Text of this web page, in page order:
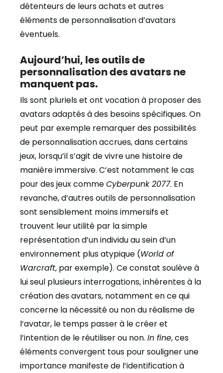
détenteurs de leurs achats et autres
éléments de personnalisation d’avatars
éventuels.
Aujourd’hui, les outils de
personnalisation des avatars ne
manquent pas.
Ils sont pluriels et ont vocation à proposer des
avatars adaptés à des besoins spécifiques. On
peut par exemple remarquer des possibilités
de personnalisation accrues, dans certains
jeux, lorsqu’il s’agit de vivre une histoire de
manière immersive. C’est notamment le cas
pour des jeux commeCyberpunk 2077. En
revanche, d’autres outils de personnalisation
sont sensiblement moins immersifs et
trouvent leur utilité par la simple
représentation d’un individu au sein d’un
environnement plus atypique (World of
Warcraft, par exemple). Ce constat soulève à
lui seul plusieurs interrogations, inhérentes à la
création des avatars, notamment en ce qui
concerne la nécessité ou non du réalisme de
l’avatar, le temps passer à le créer et
l’intention de le réutiliser ou non. In fine, ces
éléments convergent tous pour souligner une
importance manifeste de l’identification à